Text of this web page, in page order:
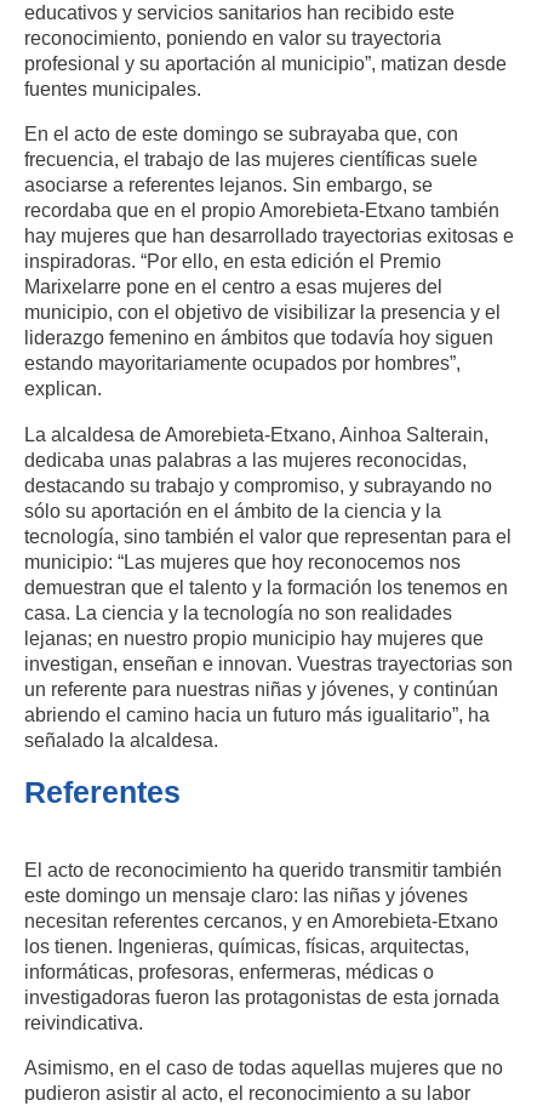
educativos y servicios sanitarios han recibido este
reconocimiento, poniendo en valor su trayectoria
profesional y su aportación al municipio”, matizan desde
fuentes municipales.
En el acto de este domingo se subrayaba que, con
frecuencia, el trabajo de las mujeres científicas suele
asociarse a referentes lejanos. Sin embargo, se
recordaba que en el propio Amorebieta-Etxano también
hay mujeres que han desarrollado trayectorias exitosas e
inspiradoras. “Por ello, en esta edición el Premio
Marixelarre pone en el centro a esas mujeres del
municipio, con el objetivo de visibilizar la presencia y el
liderazgo femenino en ámbitos que todavía hoy siguen
estando mayoritariamente ocupados por hombres”,
explican.
La alcaldesa de Amorebieta-Etxano, Ainhoa Salterain,
dedicaba unas palabras a las mujeres reconocidas,
destacando su trabajo y compromiso, y subrayando no
sólo su aportación en el ámbito de la ciencia y la
tecnología, sino también el valor que representan para el
municipio: “Las mujeres que hoy reconocemos nos
demuestran que el talento y la formación los tenemos en
casa. La ciencia y la tecnología no son realidades
lejanas; en nuestro propio municipio hay mujeres que
investigan, enseñan e innovan. Vuestras trayectorias son
un referente para nuestras niñas y jóvenes, y continúan
abriendo el camino hacia un futuro más igualitario”, ha
señalado la alcaldesa.
Referentes
El acto de reconocimiento ha querido transmitir también
este domingo un mensaje claro: las niñas y jóvenes
necesitan referentes cercanos, y en Amorebieta-Etxano
los tienen. Ingenieras, químicas, físicas, arquitectas,
informáticas, profesoras, enfermeras, médicas o
investigadoras fueron las protagonistas de esta jornada
reivindicativa.
Asimismo, en el caso de todas aquellas mujeres que no
pudieron asistir al acto, el reconocimiento a su labor